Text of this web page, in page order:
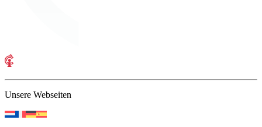
Unsere Webseiten